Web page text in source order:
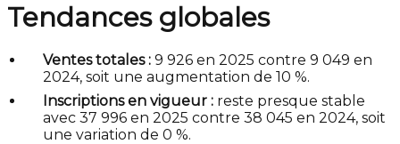
Tendances globales
Ventes totales : 9 926 en 2025 contre 9 049 en
2024, soit une augmentation de 10 %.
Inscriptions en vigueur : reste presque stable
avec 37 996 en 2025 contre 38 045 en 2024, soit
une variation de 0 %.